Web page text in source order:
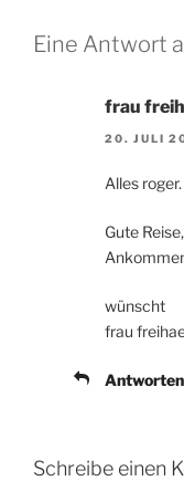
Eine Antwort
frau
20. JULI
Alles roger.
Gute
wünscht
frau
Antworten
Schreibe einen